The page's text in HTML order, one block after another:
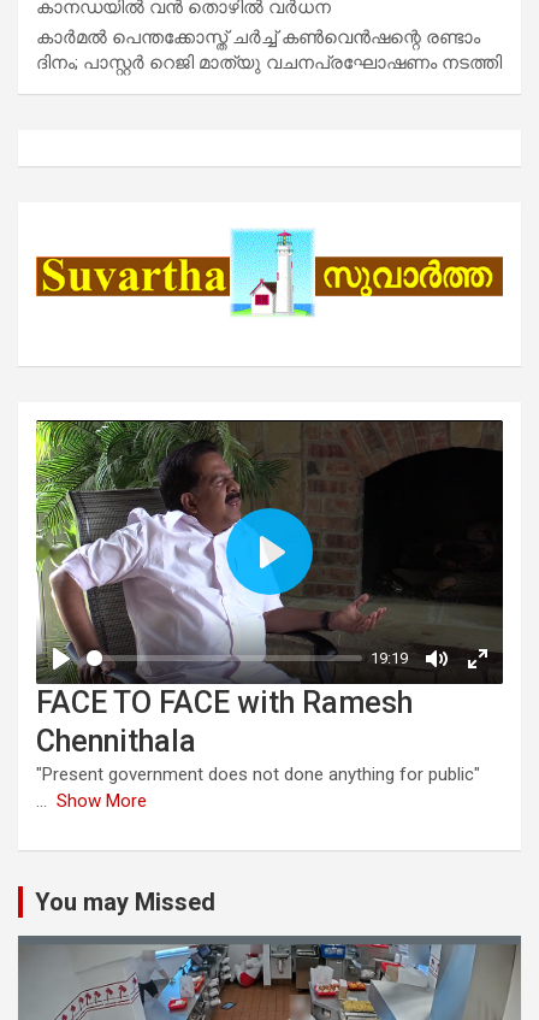
കാനഡയിൽ വൻ തൊഴിൽ വർധന
കാർമൽ പെന്തക്കോസ്ത് ചർച്ച് കൺവെൻഷന്റെ രണ്ടാം
ദിനം; പാസ്റ്റർ റെജി മാത്യു വചനപ്രഘോഷണം നടത്തി
FACE TO FACE with Ramesh
Chennithala
"Present government does not done anything for public"
... Show More
You may Missed